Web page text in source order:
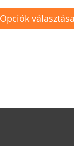
Opciók választása